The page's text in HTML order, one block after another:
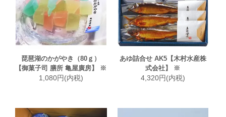
琵琶湖のかがやき（80ｇ）
【御菓子司 膳所 亀屋廣房】 ※
1,080円(内税)
あゆ詰合せ AK5【木村水産株
式会社】 ※
4,320円(内税)